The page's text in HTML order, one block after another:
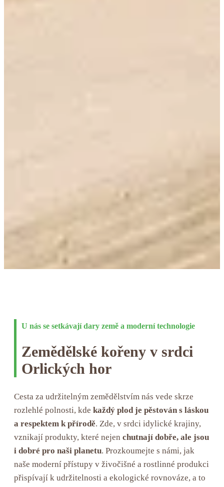
U nás se setkávají dary země a moderní technologie
Zemědělské kořeny v srdci
Orlických hor
Cesta za udržitelným zemědělstvím nás vede skrze
rozlehlé polnosti, kde každý plod je pěstován s láskou
a respektem k přírodě. Zde, v srdci idylické krajiny,
vznikají produkty, které nejen chutnají dobře, ale jsou
i dobré pro naši planetu. Prozkoumejte s námi, jak
naše moderní přístupy v živočišné a rostlinné produkci
přispívají k udržitelnosti a ekologické rovnováze, a to